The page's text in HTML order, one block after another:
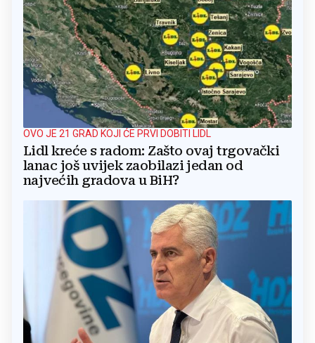
OVO JE 21 GRAD KOJI ĆE PRVI DOBITI LIDL
Lidl kreće s radom: Zašto ovaj trgovački
lanac još uvijek zaobilazi jedan od
najvećih gradova u BiH?